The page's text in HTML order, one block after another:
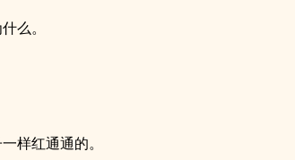
么。
样红通通的。